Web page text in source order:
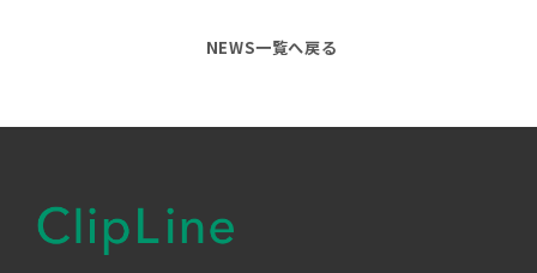
NEWS一覧へ戻る